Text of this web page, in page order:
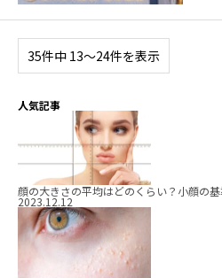
35件中 13〜24件を表示
人気記事
顔の大きさの平均はどのくらい？小顔の
2023.12.12